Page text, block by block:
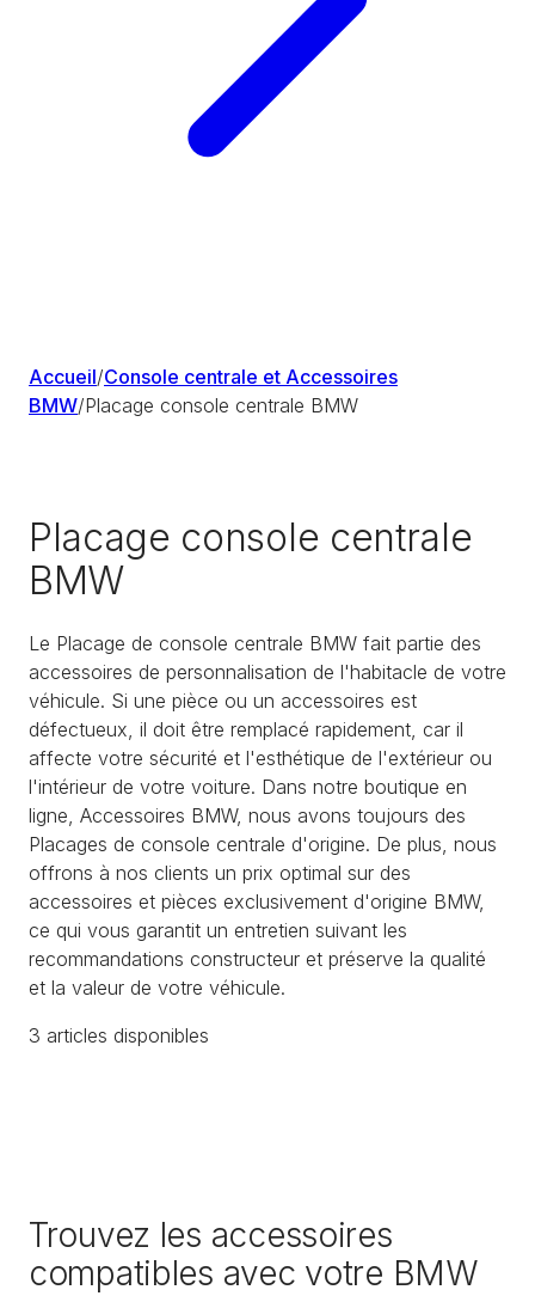
Accueil/Console centrale et Accessoires
BMW/Placage console centrale BMW
Placage console centrale
BMW
Le Placage de console centrale BMW fait partie des
accessoires de personnalisation de l'habitacle de votre
véhicule. Si une pièce ou un accessoires est
défectueux, il doit être remplacé rapidement, car il
affecte votre sécurité et l'esthétique de l'extérieur ou
l'intérieur de votre voiture. Dans notre boutique en
ligne, Accessoires BMW, nous avons toujours des
Placages de console centrale d'origine. De plus, nous
offrons à nos clients un prix optimal sur des
accessoires et pièces exclusivement d'origine BMW,
ce qui vous garantit un entretien suivant les
recommandations constructeur et préserve la qualité
et la valeur de votre véhicule.
3 articles disponibles
Trouvez les accessoires
compatibles avec votre BMW